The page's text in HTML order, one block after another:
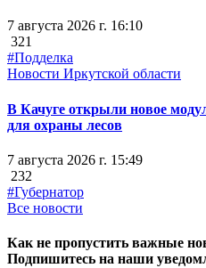
7 августа 2026 г. 16:10
321
#Подделка
Новости Иркутской области
В Качуге открыли новое
для охраны лесов
7 августа 2026 г. 15:49
232
#Губернатор
Все новости
Как не пропустить важные
Подпишитесь на наши